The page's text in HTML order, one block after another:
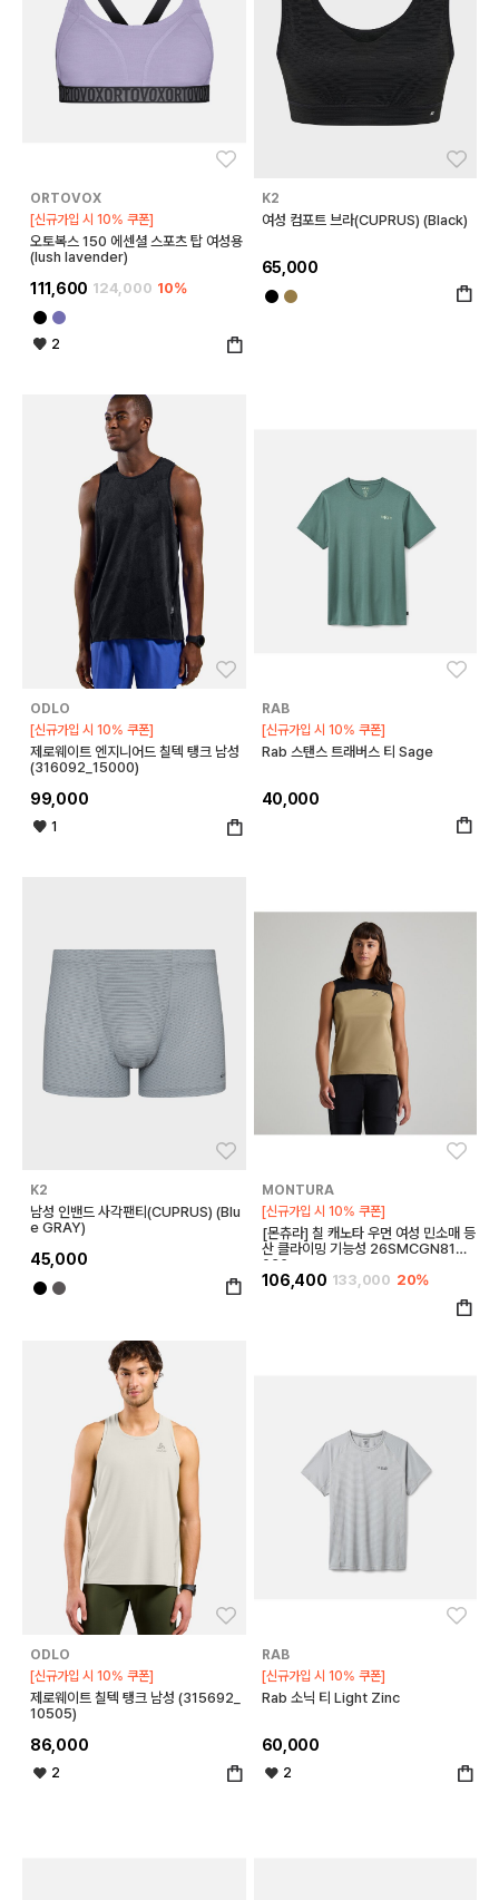
ORTOVOX
[신규가입 시 10% 쿠폰]
오토복스 150 에센셜 스포츠 탑 여성용
(lush lavender)
111,600 124,000 10%
2
K2
여성 컴포트 브라(CUPRUS) (Black)
65,000
ODLO
[신규가입 시 10% 쿠폰]
제로웨이트 엔지니어드 칠텍 탱크 남성
(316092_15000)
99,000
1
RAB
[신규가입 시 10% 쿠폰]
Rab 스탠스 트래버스 티 Sage
40,000
K2
남성 인밴드 사각팬티(CUPRUS) (Blu
e GRAY)
45,000
MONTURA
[신규가입 시 10% 쿠폰]
[몬츄라] 칠 캐노타 우먼 여성 민소매 등
산 클라이밍 기능성 26SMCGN81W
036
106,400 133,000 20%
ODLO
[신규가입 시 10% 쿠폰]
제로웨이트 칠텍 탱크 남성 (315692_
10505)
86,000
2
RAB
[신규가입 시 10% 쿠폰]
Rab 소닉 티 Light Zinc
60,000
2